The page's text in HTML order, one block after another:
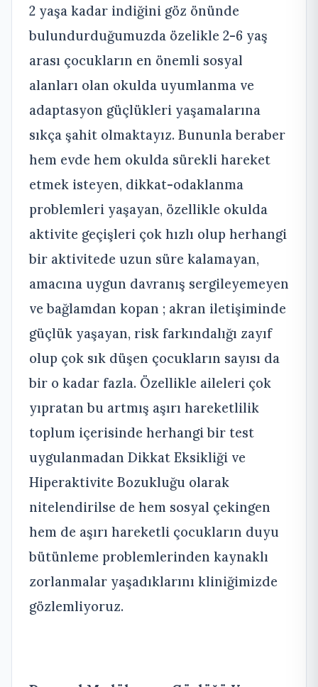
2 yaşa kadar indiğini göz önünde
bulundurduğumuzda özelikle 2-6 yaş
arası çocukların en önemli sosyal
alanları olan okulda uyumlanma ve
adaptasyon güçlükleri yaşamalarına
sıkça şahit olmaktayız. Bununla beraber
hem evde hem okulda sürekli hareket
etmek isteyen, dikkat-odaklanma
problemleri yaşayan, özellikle okulda
aktivite geçişleri çok hızlı olup herhangi
bir aktivitede uzun süre kalamayan,
amacına uygun davranış sergileyemeyen
ve bağlamdan kopan ; akran iletişiminde
güçlük yaşayan, risk farkındalığı zayıf
olup çok sık düşen çocukların sayısı da
bir o kadar fazla. Özellikle aileleri çok
yıpratan bu artmış aşırı hareketlilik
toplum içerisinde herhangi bir test
uygulanmadan Dikkat Eksikliği ve
Hiperaktivite Bozukluğu olarak
nitelendirilse de hem sosyal çekingen
hem de aşırı hareketli çocukların duyu
bütünleme problemlerinden kaynaklı
zorlanmalar yaşadıklarını kliniğimizde
gözlemliyoruz.